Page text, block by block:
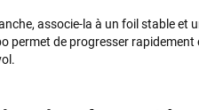
associe-la à un foil stable et
permet de progresser rapidement
J'ai acheté
été rapide. La